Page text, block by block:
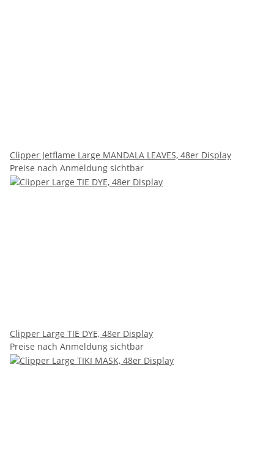
Clipper Jetflame Large MANDALA LEAVES, 48er Display
Preise nach Anmeldung sichtbar
Clipper Large TIE DYE, 48er Display
Preise nach Anmeldung sichtbar